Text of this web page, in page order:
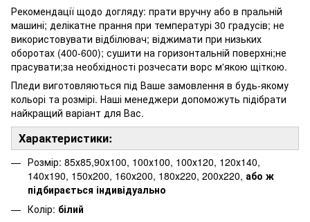
Рекомендації щодо догляду: прати вручну або в пральній
машині; делікатне прання при температурі 30 градусів; не
використовувати відбілювач; віджимати при низьких
оборотах (400-600); сушити на горизонтальній поверхні;не
прасувати;за необхідності розчесати ворс м'якою щіткою.
Пледи виготовляються під Ваше замовлення в будь-якому
кольорі та розмірі. Наші менеджери допоможуть підібрати
найкращий варіант для Вас.
Характеристики:
Розмір: 85х85,90х100, 100х100, 100х120, 120х140,
140х190, 150х200, 160х200, 180х220, 200х220, або ж
підбирається індивідуально
Колір: білий